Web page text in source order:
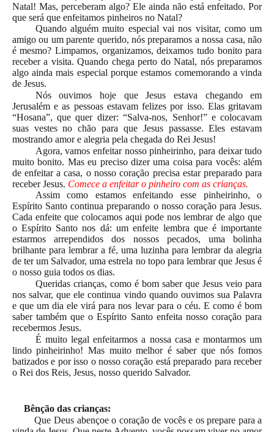
Natal! Mas, perceberam algo? Ele ainda não está enfeitado. Por
que será que enfeitamos pinheiros no Natal?
Quando alguém muito especial vai nos visitar, como um
amigo ou um parente querido, nós preparamos a nossa casa, não
é mesmo? Limpamos, organizamos, deixamos tudo bonito para
receber a visita. Quando chega perto do Natal, nós preparamos
algo ainda mais especial porque estamos comemorando a vinda
de Jesus.
Nós ouvimos hoje que Jesus estava chegando em
Jerusalém e as pessoas estavam felizes por isso. Elas gritavam
“Hosana”, que quer dizer: “Salva-nos, Senhor!” e colocavam
suas vestes no chão para que Jesus passasse. Eles estavam
mostrando amor e alegria pela chegada do Rei Jesus!
Agora, vamos enfeitar nosso pinheirinho, para deixar tudo
muito bonito. Mas eu preciso dizer uma coisa para vocês: além
de enfeitar a casa, o nosso coração precisa estar preparado para
receber Jesus. Comece a enfeitar o pinheiro com as crianças.
Assim como estamos enfeitando esse pinheirinho, o
Espírito Santo continua preparando o nosso coração para Jesus.
Cada enfeite que colocamos aqui pode nos lembrar de algo que
o Espírito Santo nos dá: um enfeite lembra que é importante
estarmos arrependidos dos nossos pecados, uma bolinha
brilhante para lembrar a fé, uma luzinha para lembrar da alegria
de ter um Salvador, uma estrela no topo para lembrar que Jesus é
o nosso guia todos os dias.
Queridas crianças, como é bom saber que Jesus veio para
nos salvar, que ele continua vindo quando ouvimos sua Palavra
e que um dia ele virá para nos levar para o céu. E como é bom
saber também que o Espírito Santo enfeita nosso coração para
recebermos Jesus.
É muito legal enfeitarmos a nossa casa e montarmos um
lindo pinheirinho! Mas muito melhor é saber que nós fomos
batizados e por isso o nosso coração está preparado para receber
o Rei dos Reis, Jesus, nosso querido Salvador.
Bênção das crianças:
Que Deus abençoe o coração de vocês e os prepare para a